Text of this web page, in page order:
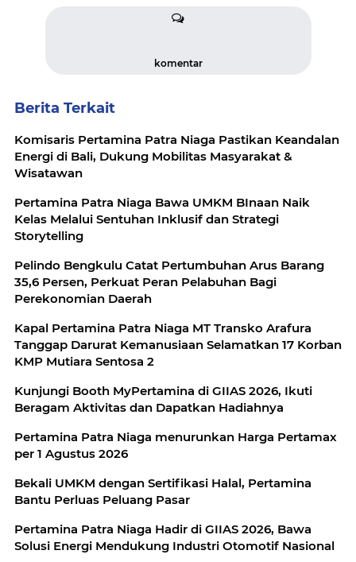
komentar
Berita Terkait
Komisaris Pertamina Patra Niaga Pastikan Keandalan
Energi di Bali, Dukung Mobilitas Masyarakat &
Wisatawan
Pertamina Patra Niaga Bawa UMKM BInaan Naik
Kelas Melalui Sentuhan Inklusif dan Strategi
Storytelling
Pelindo Bengkulu Catat Pertumbuhan Arus Barang
35,6 Persen, Perkuat Peran Pelabuhan Bagi
Perekonomian Daerah
Kapal Pertamina Patra Niaga MT Transko Arafura
Tanggap Darurat Kemanusiaan Selamatkan 17 Korban
KMP Mutiara Sentosa 2
Kunjungi Booth MyPertamina di GIIAS 2026, Ikuti
Beragam Aktivitas dan Dapatkan Hadiahnya
Pertamina Patra Niaga menurunkan Harga Pertamax
per 1 Agustus 2026
Bekali UMKM dengan Sertifikasi Halal, Pertamina
Bantu Perluas Peluang Pasar
Pertamina Patra Niaga Hadir di GIIAS 2026, Bawa
Solusi Energi Mendukung Industri Otomotif Nasional